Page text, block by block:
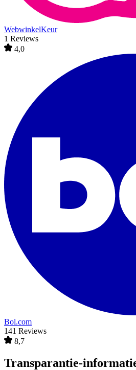
WebwinkelKeur
1 Reviews
4,0
Bol.com
141 Reviews
8,7
Transparantie-